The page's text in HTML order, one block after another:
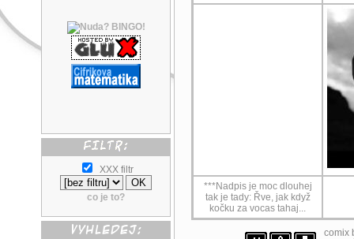
XXX filtr
co je to?
***Nadpis je moc dlouhej
tak je tady: Řve, jak když
kočku za vocas tahaj...
comix